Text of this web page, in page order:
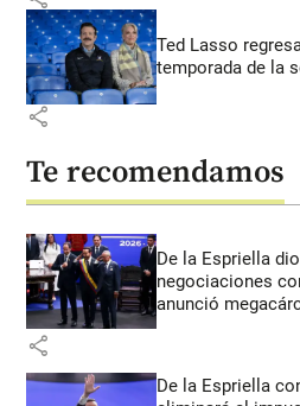
Ted Lasso
temporada de la
share
Te recomendamos
De la Espriella
negociaciones
anunció
share
De la Espriella